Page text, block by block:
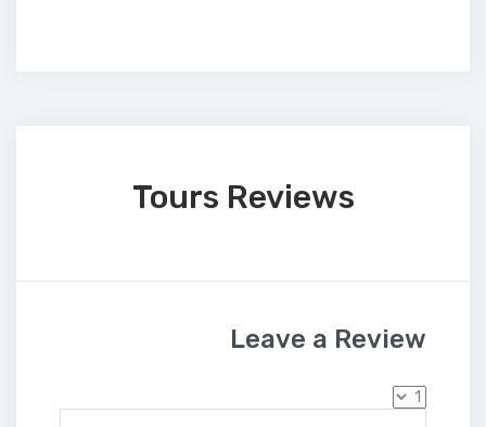
Tours Reviews
Leave a Review